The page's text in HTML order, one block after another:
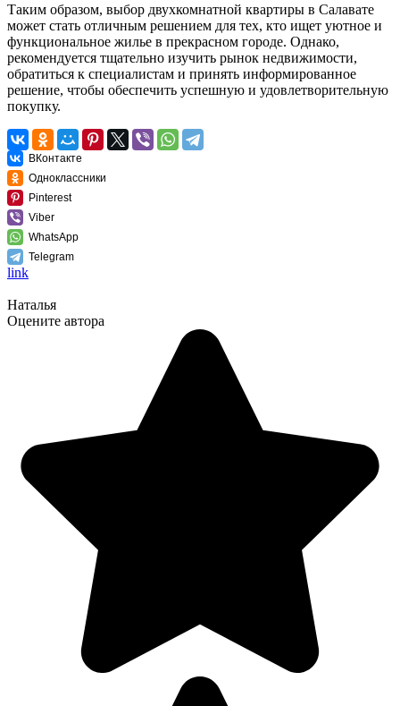
Таким образом, выбор двухкомнатной квартиры в Салавате
может стать отличным решением для тех, кто ищет уютное и
функциональное жилье в прекрасном городе. Однако,
рекомендуется тщательно изучить рынок недвижимости,
обратиться к специалистам и принять информированное
решение, чтобы обеспечить успешную и удовлетворительную
покупку.
ВКонтакте
Одноклассники
Pinterest
Viber
WhatsApp
Telegram
link
Наталья
Оцените автора